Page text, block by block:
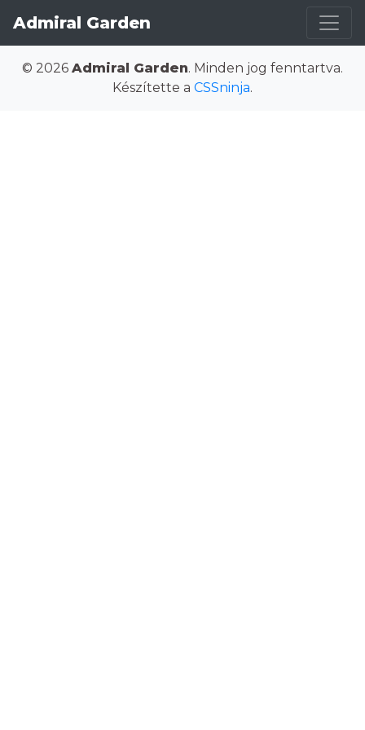
Admiral Garden
© 2026 Admiral Garden. Minden jog fenntartva.
Készítette a CSSninja.